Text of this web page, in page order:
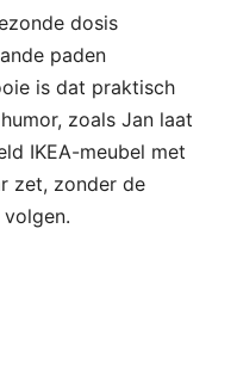
dosis
paden
is dat praktisch
zoals Jan laat
IKEA-meubel met
zet, zonder de